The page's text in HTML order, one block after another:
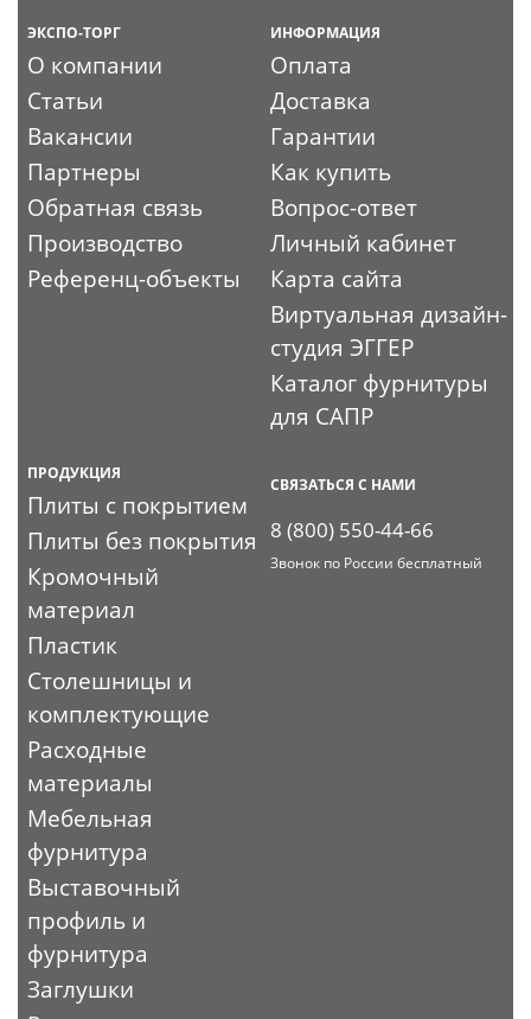
ЭКСПО-ТОРГ
О компании
Статьи
Вакансии
Партнеры
Обратная связь
Производство
Референц-объекты
ИНФОРМАЦИЯ
Оплата
Доставка
Гарантии
Как купить
Вопрос-ответ
Личный кабинет
Карта сайта
Виртуальная дизайн-
студия ЭГГЕР
Каталог фурнитуры
для САПР
ПРОДУКЦИЯ
Плиты с покрытием
Плиты без покрытия
Кромочный
материал
Пластик
Столешницы и
комплектующие
Расходные
материалы
Мебельная
фурнитура
Выставочный
профиль и
фурнитура
Заглушки
СВЯЗАТЬСЯ С НАМИ
8 (800) 550-44-66
Звонок по России бесплатный